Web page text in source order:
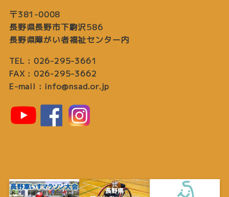
〒381-0008
長野県長野市下駒沢586
長野県障がい者福祉センター内
TEL : 026-295-3661
FAX : 026-295-3662
E-mail : info@nsad.or.jp